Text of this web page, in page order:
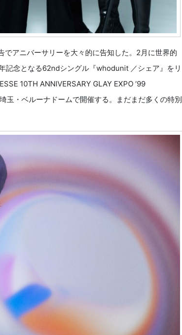
でアニバーサリーを大々的に告知した。2月に世界的
記念となる62ndシングル『whodunit ／シェア』をリ
10TH ANNIVERSARY GLAY EXPO ’99
玉・ベルーナドームで開催する。まだまだ多くの特別